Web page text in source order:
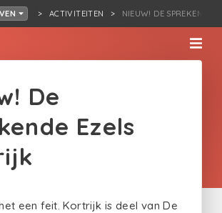
ACTIVITEITEN NIEUW! DE SPREKENDE
De
Ezels
een feit. Kortrijk is deel van De